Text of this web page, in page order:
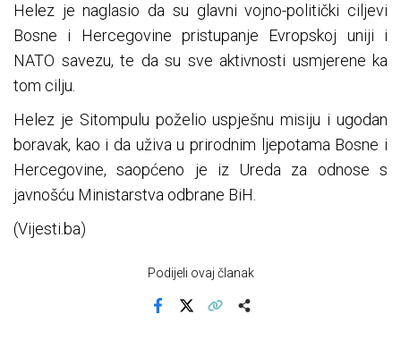
Helez je naglasio da su glavni vojno-politički ciljevi
Bosne i Hercegovine pristupanje Evropskoj uniji i
NATO savezu, te da su sve aktivnosti usmjerene ka
tom cilju.
Helez je Sitompulu poželio uspješnu misiju i ugodan
boravak, kao i da uživa u prirodnim ljepotama Bosne i
Hercegovine, saopćeno je iz Ureda za odnose s
javnošću Ministarstva odbrane BiH.
(Vijesti.ba)
Podijeli ovaj članak